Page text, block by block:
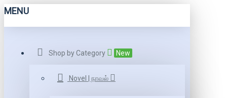
MENU
Shop by Category New
Novel | நாவல்